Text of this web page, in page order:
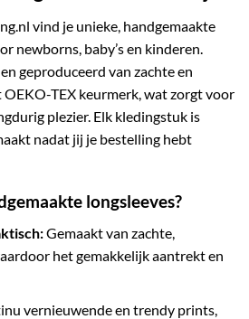
vind je unieke, handgemaakte
newborns, baby’s en kinderen.
geproduceerd van zachte en
TEX keurmerk, wat zorgt voor
plezier. Elk kledingstuk is
nadat jij je bestelling hebt
longsleeves?
Gemaakt van zachte,
het gemakkelijk aantrekt en
vernieuwende en trendy prints,